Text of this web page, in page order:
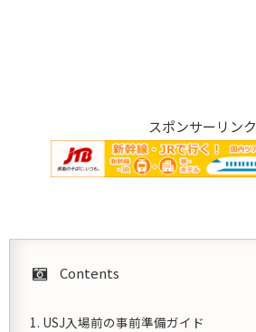
スポンサーリンク
Contents
USJ入場前の事前準備ガイド